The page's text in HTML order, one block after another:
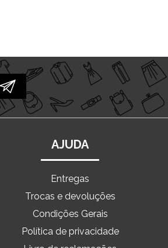
AJUDA
Entregas
Trocas e devoluções
Condições Gerais
Política de privacidade